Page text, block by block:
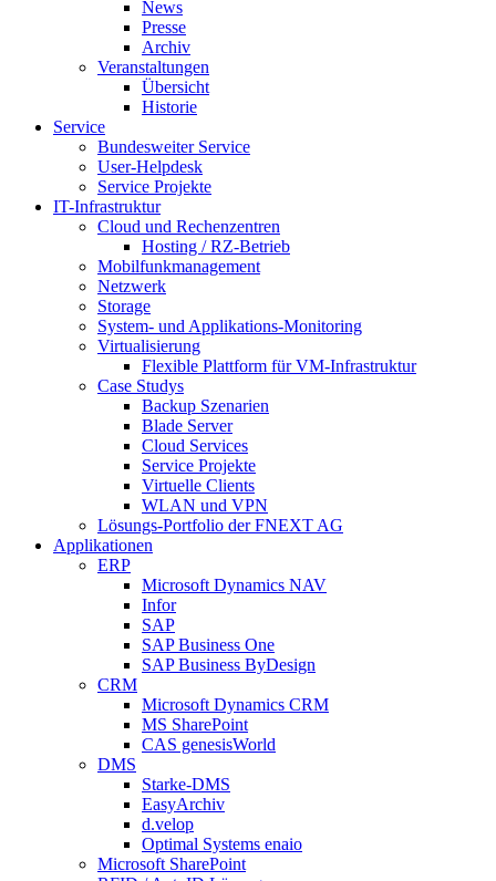
News
Presse
Archiv
Veranstaltungen
Übersicht
Historie
Service
Bundesweiter Service
User-Helpdesk
Service Projekte
IT-Infrastruktur
Cloud und Rechenzentren
Hosting / RZ-Betrieb
Mobilfunkmanagement
Netzwerk
Storage
System- und Applikations-Monitoring
Virtualisierung
Flexible Plattform für VM-Infrastruktur
Case Studys
Backup Szenarien
Blade Server
Cloud Services
Service Projekte
Virtuelle Clients
WLAN und VPN
Lösungs-Portfolio der FNEXT AG
Applikationen
ERP
Microsoft Dynamics NAV
Infor
SAP
SAP Business One
SAP Business ByDesign
CRM
Microsoft Dynamics CRM
MS SharePoint
CAS genesisWorld
DMS
Starke-DMS
EasyArchiv
d.velop
Optimal Systems enaio
Microsoft SharePoint